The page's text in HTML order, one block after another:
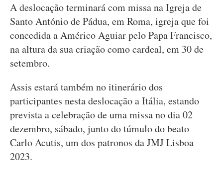
A deslocação terminará com missa na Igreja de
Santo António de Pádua, em Roma, igreja que foi
concedida a Américo Aguiar pelo Papa Francisco,
na altura da sua criação como cardeal, em 30 de
setembro.
Assis estará também no itinerário dos
participantes nesta deslocação a Itália, estando
prevista a celebração de uma missa no dia 02
dezembro, sábado, junto do túmulo do beato
Carlo Acutis, um dos patronos da JMJ Lisboa
2023.